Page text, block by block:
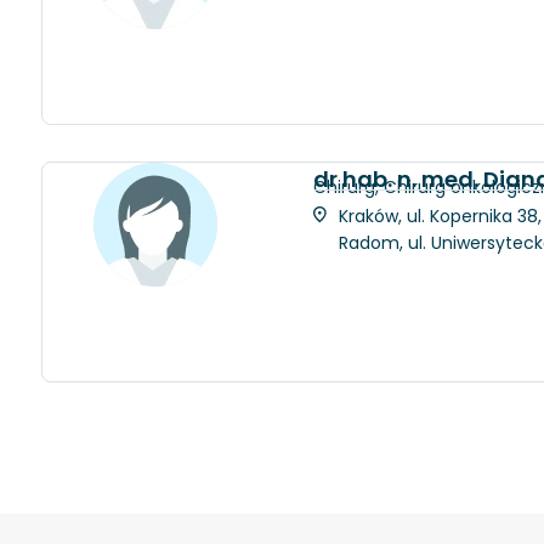
dr hab. n. med.
Chirurg, Chirurg
Kraków, ul. Kopernika
Radom, ul.